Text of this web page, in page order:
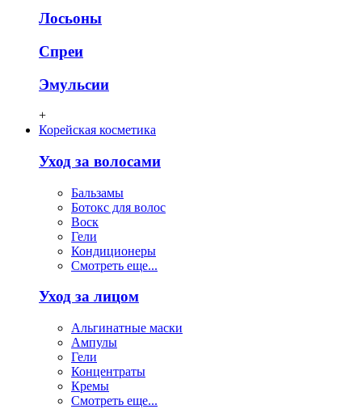
Лосьоны
Спреи
Эмульсии
+
Корейская косметика
Уход за волосами
Бальзамы
Ботокс для волос
Воск
Гели
Кондиционеры
Смотреть еще...
Уход за лицом
Альгинатные маски
Ампулы
Гели
Концентраты
Кремы
Смотреть еще...